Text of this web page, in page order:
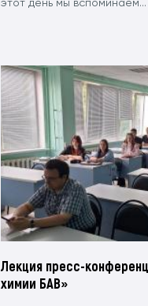
этот день мы вспоминаем...
Лекция пресс-
химии БАВ»